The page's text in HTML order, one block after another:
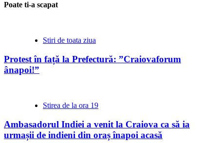
Poate ti-a scapat
Stiri de toata ziua
Protest în față la Prefectură: ”Craiovaforum
ânapoi!”
Stirea de la ora 19
Ambasadorul Indiei a venit la Craiova ca să ia
urmașii de indieni din oraș înapoi acasă